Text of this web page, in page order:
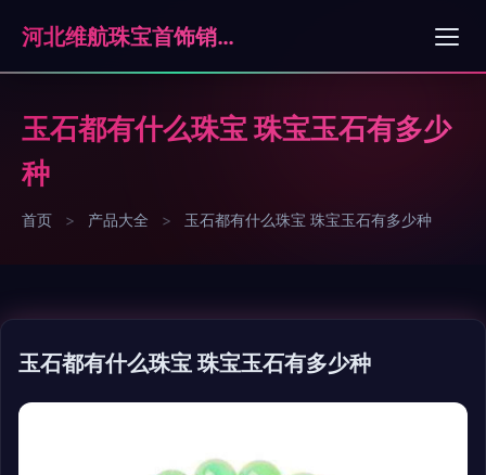
河北维航珠宝首饰销售有限公司石家庄分公司
玉石都有什么珠宝 珠宝玉石有多少
种
首页 > 产品大全 > 玉石都有什么珠宝 珠宝玉石有多少种
玉石都有什么珠宝 珠宝玉石有多少种